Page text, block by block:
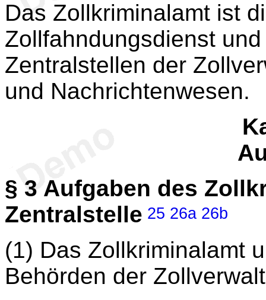
Das Zollkriminalamt ist
Zollfahndungsdienst
Zentralstellen der
und Nachrichtenwesen.
§ 3 Aufgaben des
Zentralstelle 25 26a 26b
(1) Das Zollkriminalamt
Behörden der